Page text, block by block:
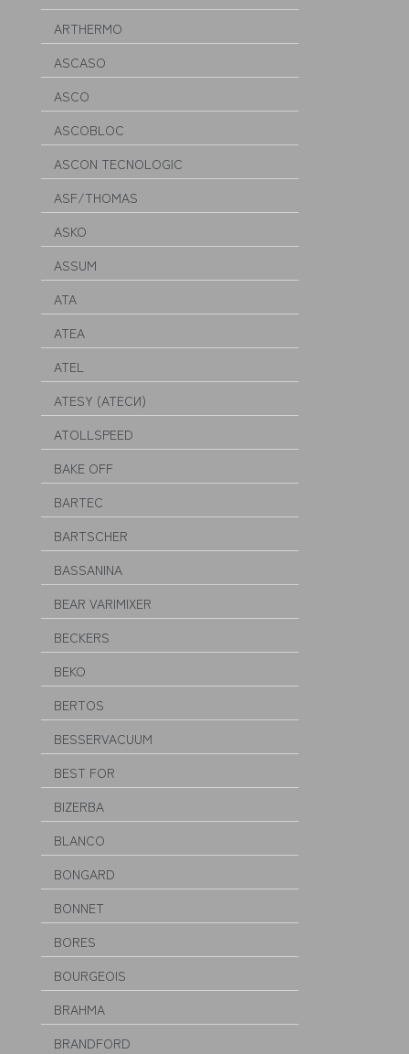
ARTHERMO
ASCASO
ASCO
ASCOBLOC
ASCON TECNOLOGIC
ASF/THOMAS
ASKO
ASSUM
ATA
ATEA
ATEL
ATESY (АТЕСИ)
ATOLLSPEED
BAKE OFF
BARTEC
BARTSCHER
BASSANINA
BEAR VARIMIXER
BECKERS
BEKO
BERTOS
BESSERVACUUM
BEST FOR
BIZERBA
BLANCO
BONGARD
BONNET
BORES
BOURGEOIS
BRAHMA
BRANDFORD